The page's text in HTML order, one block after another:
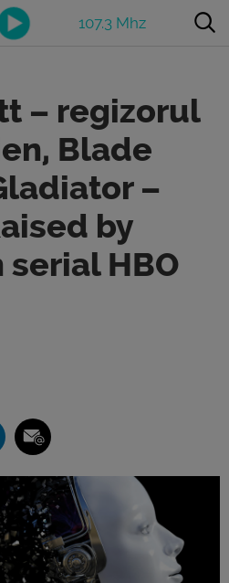
107.3 Mhz
– regizorul
Blade
–
by
HBO